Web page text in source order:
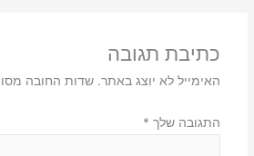
כתיבת תגובה
האימייל לא יוצג באתר. שדות החובה
התגובה שלך *